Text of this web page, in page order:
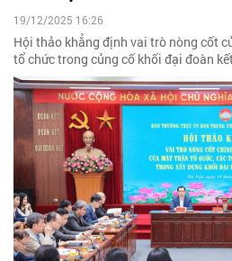
19/12/2025 16:26
Hội thảo khẳng định vai trò nòng cốt
tổ chức trong củng cố khối đại đoàn